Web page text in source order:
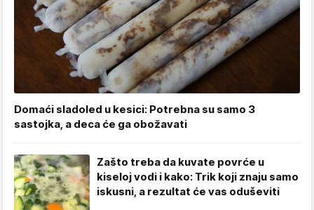
Domaći sladoled u kesici: Potrebna su samo 3
sastojka, a deca će ga obožavati
Zašto treba da kuvate povrće u
kiseloj vodi i kako: Trik koji znaju samo
iskusni, a rezultat će vas oduševiti